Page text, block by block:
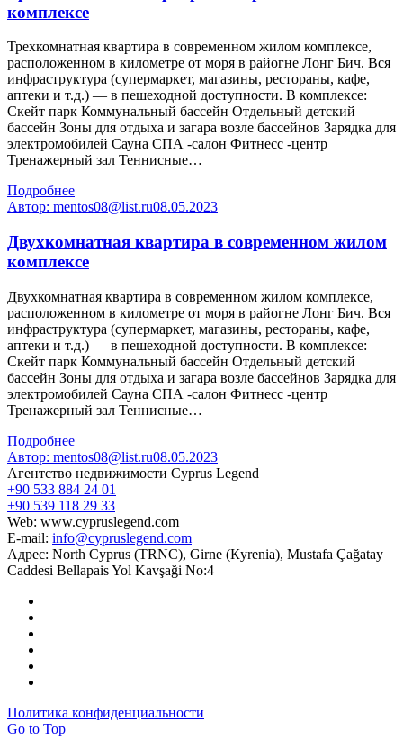
комплексе
Трехкомнатная квартира в современном жилом комплексе,
расположенном в километре от моря в райогне Лонг Бич. Вся
инфраструктура (супермаркет, магазины, рестораны, кафе,
аптеки и т.д.) — в пешеходной доступности. В комплексе:
Скейт парк Коммунальный бассейн Отдельный детский
бассейн Зоны для отдыха и загара возле бассейнов Зарядка для
электромобилей Сауна СПА -салон Фитнесс -центр
Тренажерный зал Теннисные…
Подробнее
Автор: mentos08@list.ru08.05.2023
Двухкомнатная квартира в современном жилом
комплексе
Двухкомнатная квартира в современном жилом комплексе,
расположенном в километре от моря в райогне Лонг Бич. Вся
инфраструктура (супермаркет, магазины, рестораны, кафе,
аптеки и т.д.) — в пешеходной доступности. В комплексе:
Скейт парк Коммунальный бассейн Отдельный детский
бассейн Зоны для отдыха и загара возле бассейнов Зарядка для
электромобилей Сауна СПА -салон Фитнесс -центр
Тренажерный зал Теннисные…
Подробнее
Автор: mentos08@list.ru08.05.2023
Агентство недвижимости Cyprus Legend
+90 533 884 24 01
+90 539 118 29 33
Web: www.cypruslegend.com
E-mail: info@cypruslegend.com
Адрес: North Cyprus (ТRNC), Girne (Кyrenia), Mustafa Çağatay
Caddesi Bellapais Yol Kavşaği No:4
Политика конфиденциальности
Go to Top